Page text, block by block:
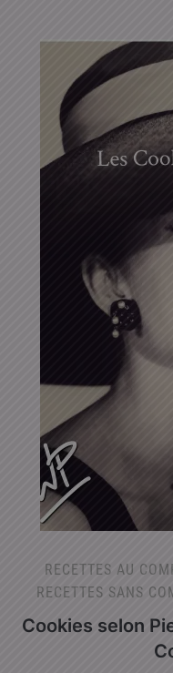
RECETTES AU
RECETTES SANS
Cookies selon